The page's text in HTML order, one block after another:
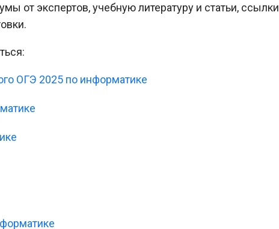
от экспертов, учебную литературу и статьи, ссылки
ОГЭ 2025 по информатике